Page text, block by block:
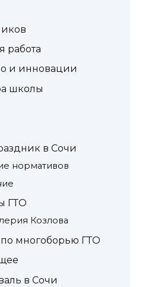
работа
и инновации
школы
в Сочи
нормативов
ГТО
Козлова
многоборью ГТО
в Сочи